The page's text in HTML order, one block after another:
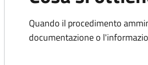
Quando il procedimento
documentazione o